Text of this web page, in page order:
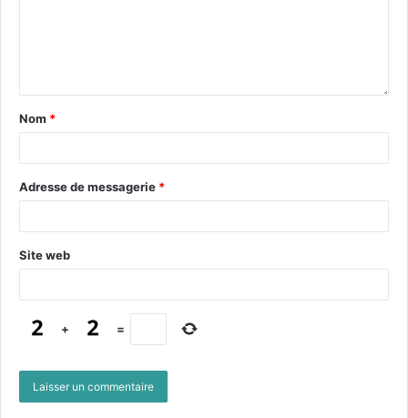
Nom *
Adresse de messagerie *
Site web
+ =